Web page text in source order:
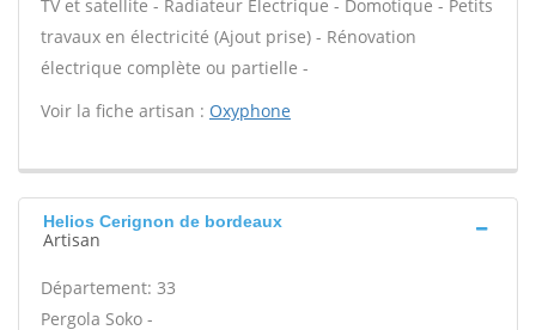
TV et satellite - Radiateur Électrique - Domotique - Petits
travaux en électricité (Ajout prise) - Rénovation
électrique complète ou partielle -
Voir la fiche artisan : Oxyphone
Helios Cerignon de bordeaux
Artisan
Département: 33
Pergola Soko -